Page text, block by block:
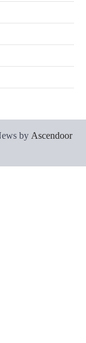
by Ascendoor